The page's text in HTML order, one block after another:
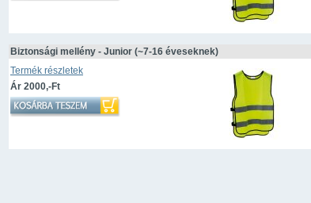
Biztonsági mellény - Junior (~7-16 éveseknek)
Termék részletek
Ár 2000,-Ft